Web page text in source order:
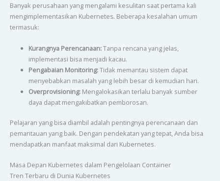
Banyak perusahaan yang mengalami kesulitan saat pertama kali
mengimplementasikan Kubernetes. Beberapa kesalahan umum
termasuk:
Kurangnya Perencanaan:Tanpa rencana yang jelas,
implementasi bisa menjadi kacau.
Pengabaian Monitoring:Tidak memantau sistem dapat
menyebabkan masalah yang lebih besar di kemudian hari.
Overprovisioning:Mengalokasikan terlalu banyak sumber
daya dapat mengakibatkan pemborosan.
Pelajaran yang bisa diambil adalah pentingnya perencanaan dan
pemantauan yang baik. Dengan pendekatan yang tepat, Anda bisa
mendapatkan manfaat maksimal dari Kubernetes.
Masa Depan Kubernetes dalam Pengelolaan Container
Tren Terbaru di Dunia Kubernetes